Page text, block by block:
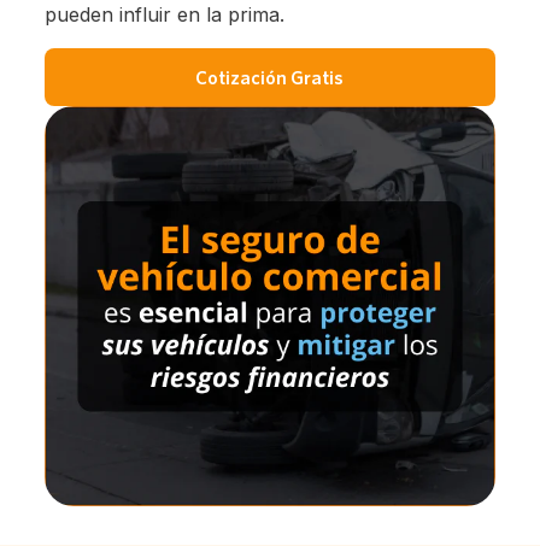
pueden influir en la prima.
Cotización Gratis